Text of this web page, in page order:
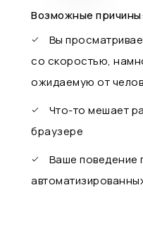
Возможные
Вы
со скоростью,
ожидаемую от
Что-то мешает
браузере
Ваше поведение